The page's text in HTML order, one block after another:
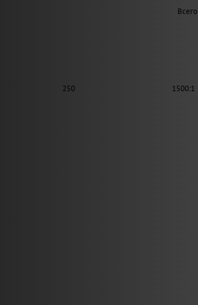
250 1500:1